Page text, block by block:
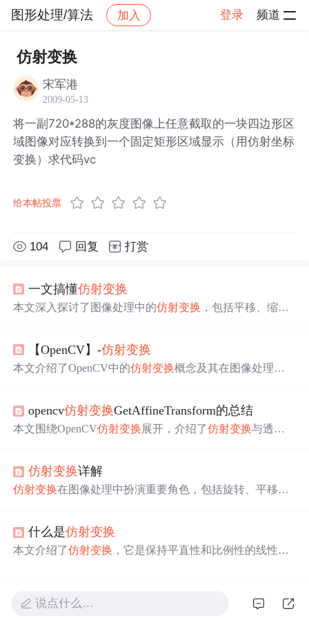
图形处理/算法 加入 登录 频道
社区 图形处理/算法
仿射变换
宋军港
2009-05-13
将一副720*288的灰度图像上任意截取的一块四边形区
域图像对应转换到一个固定矩形区域显示（用仿射坐标
变换）求代码vc
给本帖投票
104 回复 打赏
一文搞懂仿射变换
本文深入探讨了图像处理中的仿射变换 ，包括平移、缩
操作。【OpenCV】-仿射变换
本文介绍了OpenCV中的仿射变换概念及其在图像处理中
pAffine()`函数实现图像的仿射变换。示例程序展示了如何
通过给定的源图像和目标图像上的对应点计算仿射变换
opencv仿射变换GetAffineTransform的总结
本文围绕OpenCV仿射变换展开，介绍了仿射变换与透视
拷贝的CloneImage、由三对点计算
nsform，以及对图像做仿射变换的WarpAffine。
仿射变换详解
仿射变换在图像处理中扮演重要角色，包括旋转、平移和
仿射变换的数学原理，揭示了运动相对性的哲学思想，并
提供了相关资源进一步学习。
什么是仿射变换
本文介绍了仿射变换 ，它是保持平直性和比例性的线性变
应用，最后介绍了PyTorch中的实现。
说点什么…